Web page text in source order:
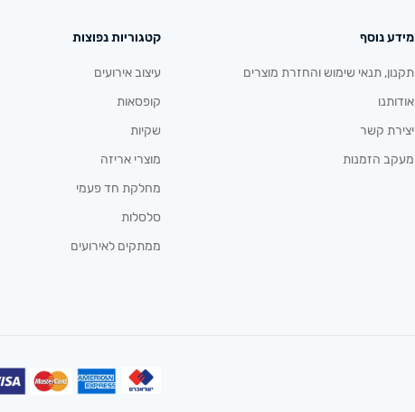
מידע נוסף
תקנון, תנאי שימוש והחזרת מוצרים
אודותנו
יצירת קשר
מעקב הזמנות
קטגוריות נפוצות
עיצוב אירועים
קופסאות
שקיות
מוצרי אריזה
מחלקת חד פעמי
סלסלות
ממתקים לאירועים